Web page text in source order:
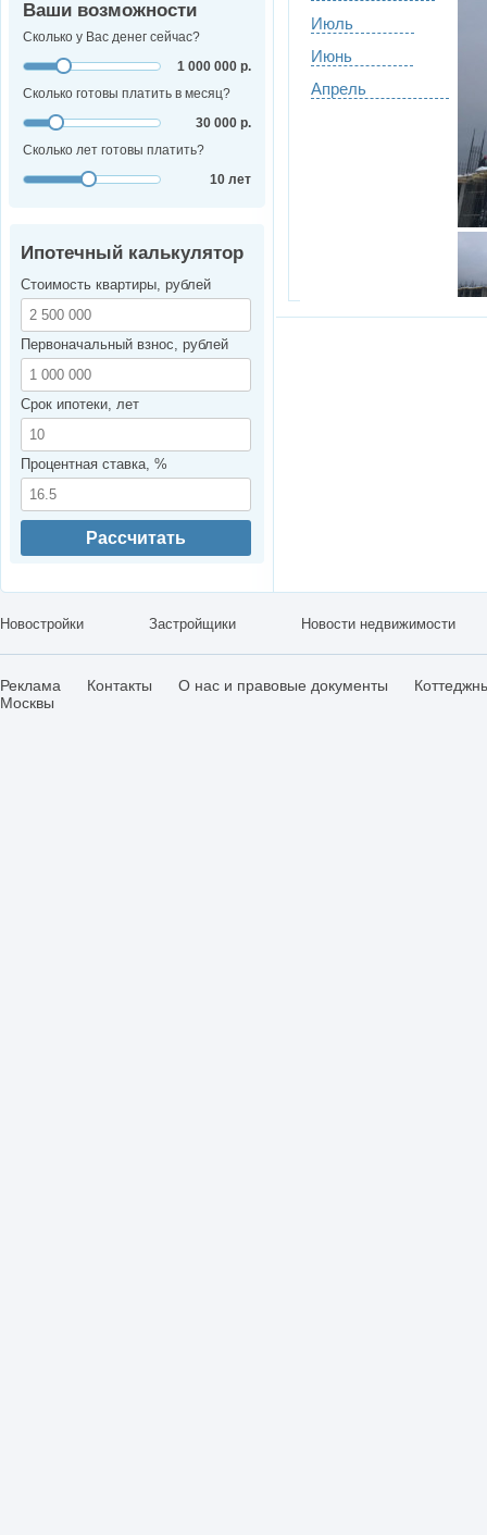
Июль
Июнь
Апрель
Ваши возможности
Сколько у Вас денег сейчас?
1 000 000 р.
Сколько готовы платить в месяц?
30 000 р.
Сколько лет готовы платить?
10 лет
Ипотечный калькулятор
Стоимость квартиры, рублей
Первоначальный взнос, рублей
Срок ипотеки, лет
Процентная ставка, %
Рассчитать
Новостройки Застройщики Новости недвижимости
Реклама Контакты О нас и правовые документы
Москвы